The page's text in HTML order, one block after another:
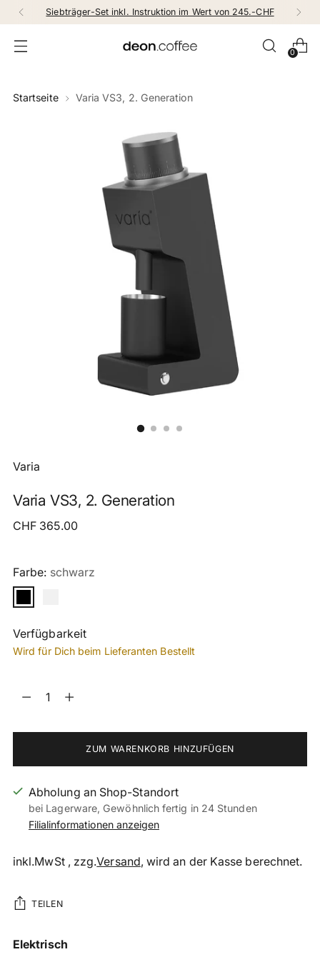
Siebträger-Set inkl. Instruktion im Wert von 245.-CHF
0
Startseite Varia VS3, 2. Generation
Varia
Varia VS3, 2. Generation
Regulärer
CHF 365.00
Farbe: schwarz
Verfügbarkeit
Wird für Dich beim Lieferanten Bestellt
Menge
ZUM WARENKORB HINZUFÜGEN
Abholung an Shop-Standort
bei Lagerware, Gewöhnlich fertig in 24 Stunden
Filialinformationen anzeigen
inkl.MwSt , zzg.Versand, wird an der Kasse berechnet.
TEILEN
Produkt
Elektrisch